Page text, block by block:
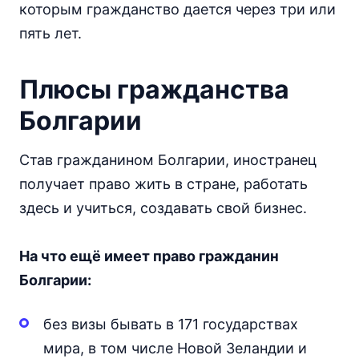
которым гражданство дается через три или
пять лет.
Плюсы гражданства
Болгарии
Став гражданином Болгарии, иностранец
получает право жить в стране, работать
здесь и учиться, создавать свой бизнес.
На что ещё имеет право гражданин
Болгарии:
без визы бывать в 171 государствах
мира, в том числе Новой Зеландии и